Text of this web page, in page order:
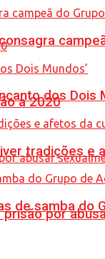
a 2020
por
dos Dois
tradições
de samba do